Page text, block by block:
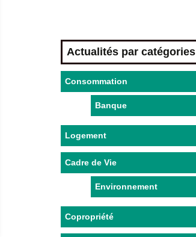
Actualités par catégories
Consommation
Banque
Logement
Cadre de Vie
Environnement
Copropriété